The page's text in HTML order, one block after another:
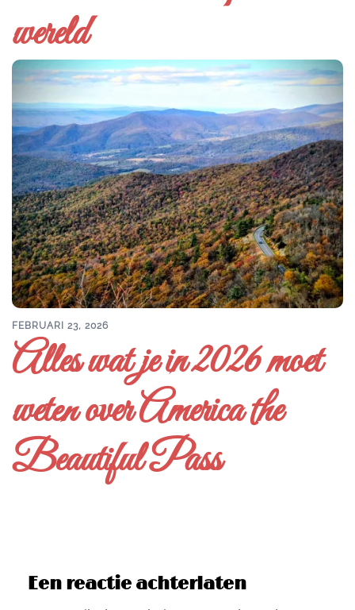
wereld
FEBRUARI 23, 2026
Alles wat je in 2026 moet
weten over America the
Beautiful Pass
Een reactie achterlaten